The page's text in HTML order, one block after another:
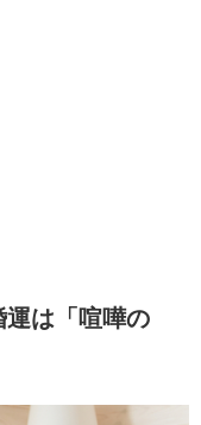
運は「喧嘩の